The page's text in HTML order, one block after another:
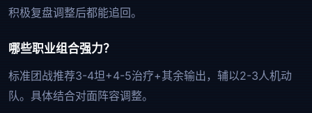
积极复盘调整后都能追回。
哪些职业组合强力？
标准团战推荐3-4坦+4-5治疗+其余输出，辅以2-3人机动
队。具体结合对面阵容调整。